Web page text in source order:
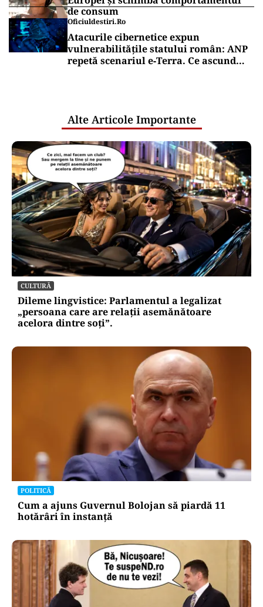
de consum
Oficiuldestiri.ro
Atacurile cibernetice expun
vulnerabilitățile statului român: ANP
repetă scenariul e‑Terra. Ce ascund
Alte Articole Importante
CULTURĂ
Dileme lingvistice: Parlamentul a legalizat
„persoana care are relații asemănătoare
acelora dintre soți”.
POLITICĂ
Cum a ajuns Guvernul Bolojan să piardă 11
hotărâri în instanță